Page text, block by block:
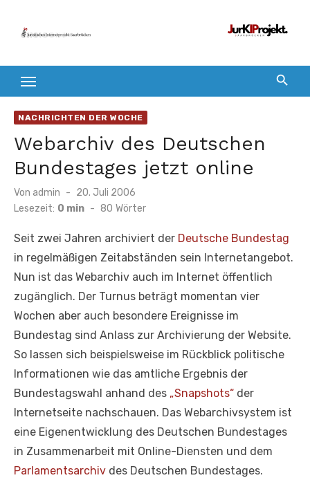
Inhalt
NACHRICHTEN DER WOCHE
Webarchiv des Deutschen
Bundestages jetzt online
Von admin
Veröffentlicht
am
20. Juli 2006
Lesezeit: 0 min - 80 Wörter
Seit zwei Jahren archiviert der Deutsche Bundestag
in regelmäßigen Zeitabständen sein Internetangebot.
Nun ist das Webarchiv auch im Internet öffentlich
zugänglich. Der Turnus beträgt momentan vier
Wochen aber auch besondere Ereignisse im
Bundestag sind Anlass zur Archivierung der Website.
So lassen sich beispielsweise im Rückblick politische
Informationen wie das amtliche Ergebnis der
Bundestagswahl anhand des „Snapshots“ der
Internetseite nachschauen. Das Webarchivsystem ist
eine Eigenentwicklung des Deutschen Bundestages
in Zusammenarbeit mit Online-Diensten und dem
Parlamentsarchiv des Deutschen Bundestages.